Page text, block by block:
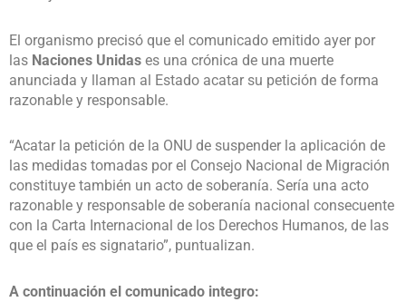
El organismo precisó que el comunicado emitido ayer por
las Naciones Unidas es una crónica de una muerte
anunciada y llaman al Estado acatar su petición de forma
razonable y responsable.
“Acatar la petición de la ONU de suspender la aplicación de
las medidas tomadas por el Consejo Nacional de Migración
constituye también un acto de soberanía. Sería una acto
razonable y responsable de soberanía nacional consecuente
con la Carta Internacional de los Derechos Humanos, de las
que el país es signatario”, puntualizan.
A continuación el comunicado integro: